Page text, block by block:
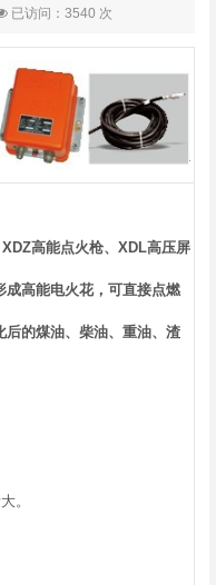
已访问：3540 次
高能点火枪、XDL高压屏
高能电火花，可直接点燃
后的煤油、柴油、重油、渣
。